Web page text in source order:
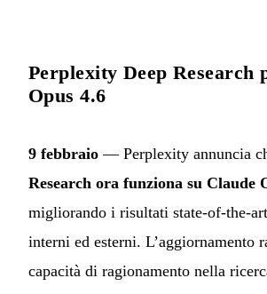
Perplexity Deep Research
Opus 4.6
9 febbraio — Perplexity annuncia
Research ora funziona su Claude
migliorando i risultati state-of-the-
interni ed esterni. L’aggiornamento
capacità di ragionamento nella